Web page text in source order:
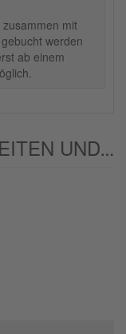
mit
werden
ab einem
ANSCHLUSSMÖGLICHKEITEN UND/ODER ALTERNATIVEN: